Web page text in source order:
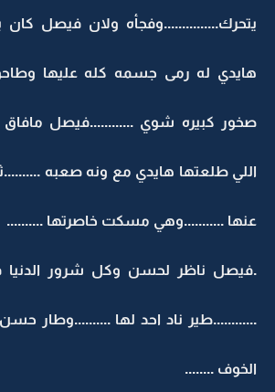
يتحرك...............وفجأه ولان فيصل
هايدي له رمى جسمه كله عليها
صخور كبيره شوي ............فيصل مافاق
اللي طلعتها هايدي مع ونه صعبه
عنها ...........وهي مسكت خاصرتها ..........
.فيصل ناظر لحسن وكل شرور الدنيا فيها:
............طير ناد احد لها ..........وطار
الخوف ........